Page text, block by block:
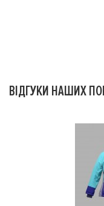
ВІДГУКИ НАШИХ